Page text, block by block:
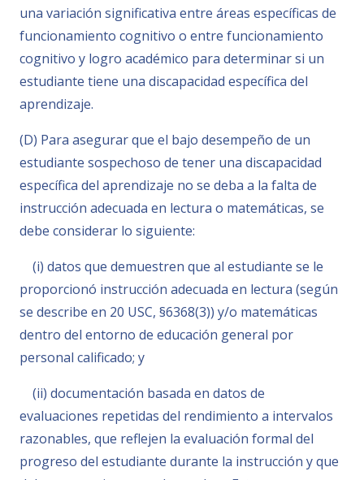
una variación significativa entre áreas específicas de
funcionamiento cognitivo o entre funcionamiento
cognitivo y logro académico para determinar si un
estudiante tiene una discapacidad específica del
aprendizaje.
(D) Para asegurar que el bajo desempeño de un
estudiante sospechoso de tener una discapacidad
específica del aprendizaje no se deba a la falta de
instrucción adecuada en lectura o matemáticas, se
debe considerar lo siguiente:
(i) datos que demuestren que al estudiante se le
proporcionó instrucción adecuada en lectura (según
se describe en 20 USC, §6368(3)) y/o matemáticas
dentro del entorno de educación general por
personal calificado; y
(ii) documentación basada en datos de
evaluaciones repetidas del rendimiento a intervalos
razonables, que reflejen la evaluación formal del
progreso del estudiante durante la instrucción y que